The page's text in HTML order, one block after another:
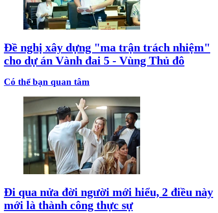
Đề nghị xây dựng "ma trận trách nhiệm"
cho dự án Vành đai 5 - Vùng Thủ đô
Có thể bạn quan tâm
Đi qua nửa đời người mới hiểu, 2 điều này
mới là thành công thực sự